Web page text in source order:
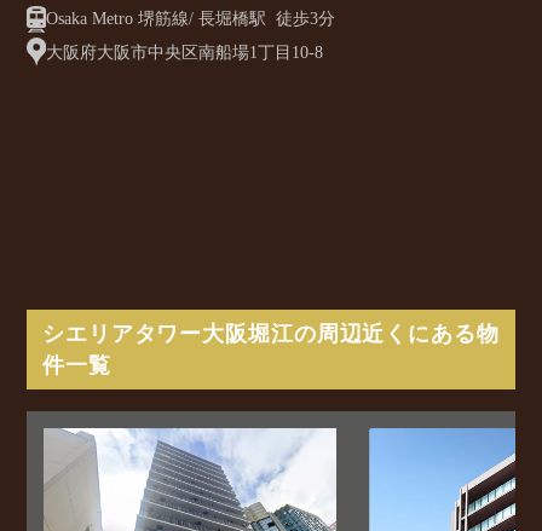
Osaka Metro 堺筋線/ 長堀橋駅 徒歩3分
大阪府大阪市中央区南船場1丁目10-8
シエリアタワー大阪堀江の周辺近くにある物
件一覧